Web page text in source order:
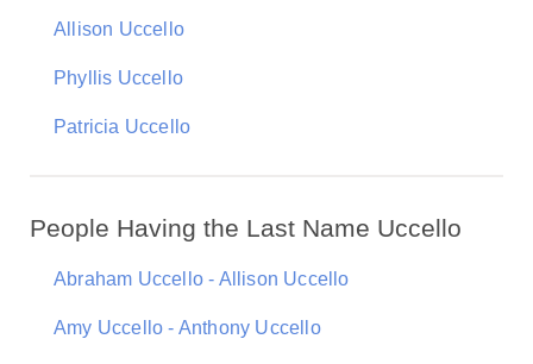
Allison Uccello
Phyllis Uccello
Patricia Uccello
People Having the Last Name Uccello
Abraham Uccello - Allison Uccello
Amy Uccello - Anthony Uccello